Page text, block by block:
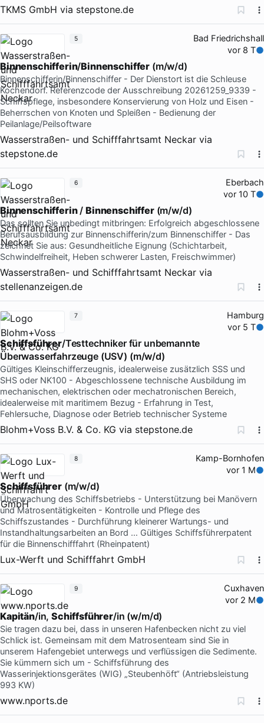
TKMS GmbH via stepstone.de
Bad Friedrichshall
vor 8 T
Binnenschifferin/Binnenschiffer (m/w/d)
Binnenschifferin/Binnenschiffer - Der Dienstort ist die Schleuse
Kochendorf. Referenzcode der Ausschreibung 20261259_9339 -
Schiffspflege, insbesondere Konservierung von Holz und Eisen -
Beherrschen von Knoten und Spleißen - Bedienung der
Peilanlage/Peilsoftware
Wasserstraßen- und Schifffahrtsamt Neckar via
stepstone.de
5
Eberbach
vor 10 T
Binnenschifferin/ Binnenschiffer(m/w/d)
Das sollten Sie unbedingt mitbringen: Erfolgreich abgeschlossene
Berufsausbildung zur Binnenschifferin/zum Binnenschiffer - Das
zeichnet Sie aus: Gesundheitliche Eignung (Schichtarbeit,
Schwindelfreiheit, Heben schwerer Lasten, Freischwimmer)
Wasserstraßen- und Schifffahrtsamt Neckar via
stellenanzeigen.de
6
Hamburg
vor 5 T
Schiffsführer/Testtechniker für unbemannte
Überwasserfahrzeuge (USV) (m/w/d)
Gültiges Kleinschifferzeugnis, idealerweise zusätzlich SSS und
SHS oder NK100 - Abgeschlossene technische Ausbildung im
mechanischen, elektrischen oder mechatronischen Bereich,
idealerweise mit maritimem Bezug - Erfahrung in Test,
Fehlersuche, Diagnose oder Betrieb technischer Systeme
Blohm+Voss B.V. & Co. KG via stepstone.de
7
Kamp-Bornhofen
vor 1 M
Schiffsführer(m/w/d)
Überwachung des Schiffsbetriebs - Unterstützung bei Manövern
und Matrosentätigkeiten - Kontrolle und Pflege des
Schiffszustandes - Durchführung kleinerer Wartungs- und
Instandhaltungsarbeiten an Bord … Gültiges Schiffsführerpatent
für die Binnenschifffahrt (Rheinpatent)
Lux-Werft und Schifffahrt GmbH
8
Cuxhaven
vor 2 M
Kapitän/in,Schiffsführer/in (w/m/d)
Sie tragen dazu bei, dass in unseren Hafenbecken nicht zu viel
Schlick ist. Gemeinsam mit dem Matrosenteam sind Sie in
unserem Hafengebiet unterwegs und verflüssigen die Sedimente.
Sie kümmern sich um - Schiffsführung des
Wasserinjektionsgerätes (WIG) „Steubenhöft“ (Antriebsleistung
993 KW)
www.nports.de
9